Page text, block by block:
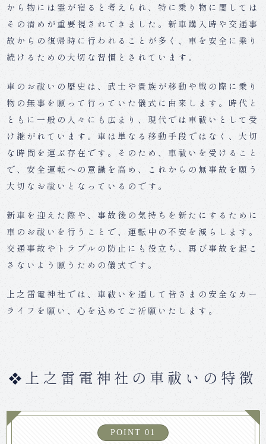
から物には霊が宿ると考えられ、特に乗り物に関しては
その清めが重要視されてきました。新車購入時や交通事
故からの復帰時に行われることが多く、車を安全に乗り
続けるための大切な習慣とされています。
車のお祓いの歴史は、武士や貴族が移動や戦の際に乗り
物の無事を願って行っていた儀式に由来します。時代と
ともに一般の人々にも広まり、現代では車祓いとして受
け継がれています。車は単なる移動手段ではなく、大切
な時間を運ぶ存在です。そのため、車祓いを受けること
で、安全運転への意識を高め、これからの無事故を願う
大切なお祓いとなっているのです。
新車を迎えた際や、事故後の気持ちを新たにするために
車のお祓いを行うことで、運転中の不安を減らします。
交通事故やトラブルの防止にも役立ち、再び事故を起こ
さないよう願うための儀式です。
上之雷電神社では、車祓いを通して皆さまの安全なカー
ライフを願い、心を込めてご祈願いたします。
上之雷電神社の車祓いの特徴
POINT 01